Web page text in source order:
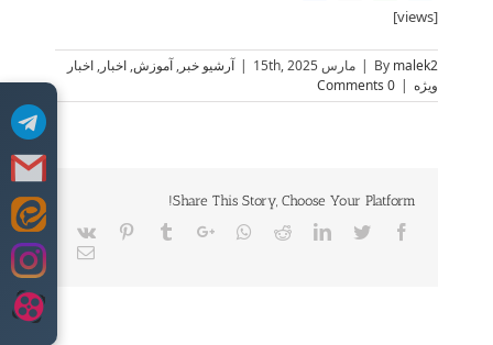
Skip
to
[views]
By malek2
| مارس 15th, 2025 | آرشیو خبر,آموزش, اخبار, اخبار
ویژه |
0 Comments
Share This Story, Choose Your Platform!
Facebook
Twitter
LinkedIn
Reddit
Whatsapp
Google+
Tumblr
Pinterest
Vk
Email